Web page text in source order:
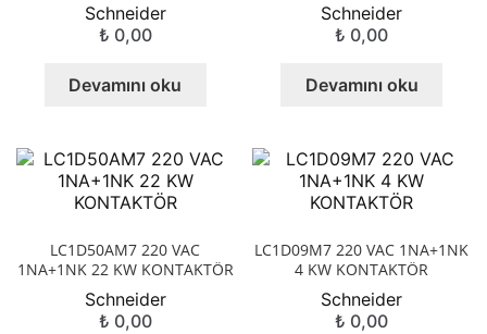
Schneider
₺ 0,00
Devamını oku
Schneider
₺ 0,00
Devamını oku
LC1D50AM7 220 VAC
1NA+1NK 22 KW KONTAKTÖR
Schneider
₺ 0,00
LC1D09M7 220 VAC 1NA+1NK
4 KW KONTAKTÖR
Schneider
₺ 0,00